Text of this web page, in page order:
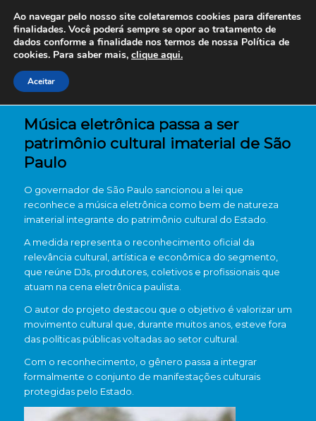
Música eletrônica passa a ser
patrimônio cultural imaterial de São
Paulo
O governador de São Paulo sancionou a lei que
reconhece a música eletrônica como bem de natureza
imaterial integrante do patrimônio cultural do Estado.
A medida representa o reconhecimento oficial da
relevância cultural, artística e econômica do segmento,
que reúne DJs, produtores, coletivos e profissionais que
atuam na cena eletrônica paulista.
O autor do projeto destacou que o objetivo é valorizar um
movimento cultural que, durante muitos anos, esteve fora
das políticas públicas voltadas ao setor cultural.
Com o reconhecimento, o gênero passa a integrar
formalmente o conjunto de manifestações culturais
protegidas pelo Estado.
Ao navegar pelo nosso site coletaremos cookies para diferentes
finalidades. Você poderá sempre se opor ao tratamento de
dados conforme a finalidade nos termos de nossa Política de
cookies. Para saber mais, clique aqui.
Aceitar